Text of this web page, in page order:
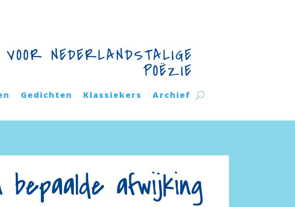
NEDERLANDSTALIGE
POËZIE
Gedichten Klassiekers Archief
afwijking